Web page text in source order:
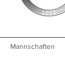
Mannschaften